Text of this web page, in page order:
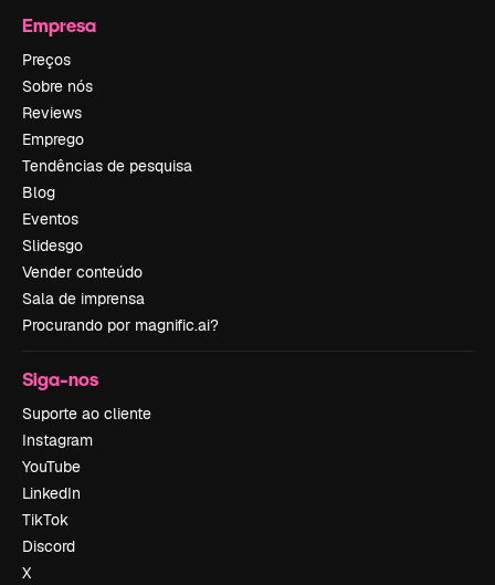
Empresa
Preços
Sobre nós
Reviews
Emprego
Tendências de pesquisa
Blog
Eventos
Slidesgo
Vender conteúdo
Sala de imprensa
Procurando por magnific.ai?
Siga-nos
Suporte ao cliente
Instagram
YouTube
LinkedIn
TikTok
Discord
X